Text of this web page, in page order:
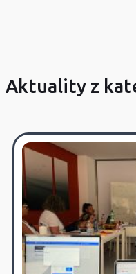
Aktuality z